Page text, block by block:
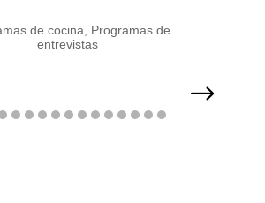
de cocina, Programas de
entrevistas